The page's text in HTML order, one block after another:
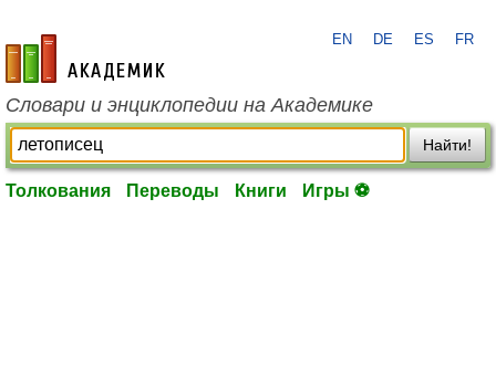
academic.ru
EN DE ES FR
Словари и энциклопедии на Академике
Найти!
Толкования Переводы Книги Игры ⚽